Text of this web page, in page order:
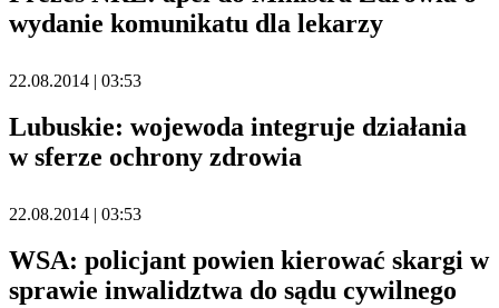
wydanie komunikatu dla lekarzy
22.08.2014 | 03:53
Lubuskie: wojewoda integruje działania
w sferze ochrony zdrowia
22.08.2014 | 03:53
WSA: policjant powien kierować skargi w
sprawie inwalidztwa do sądu cywilnego